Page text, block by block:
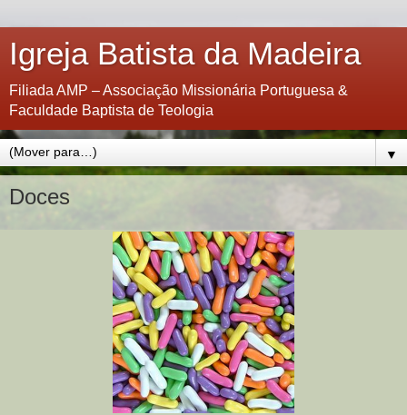
Igreja Batista da Madeira
Filiada AMP – Associação Missionária Portuguesa &
Faculdade Baptista de Teologia
▼
Doces